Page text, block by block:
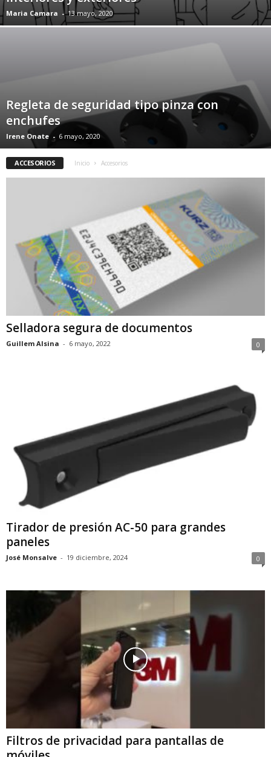
Maria Camara - 13 mayo, 2020
Regleta de seguridad tipo pinza con
enchufes
Irene Onate - 6 mayo, 2020
ACCESORIOS Inicio Accesorios
Selladora segura de documentos
Guillem Alsina - 6 mayo, 2022 0
Tirador de presión AC-50 para grandes
paneles
José Monsalve - 19 diciembre, 2024 0
Filtros de privacidad para pantallas de